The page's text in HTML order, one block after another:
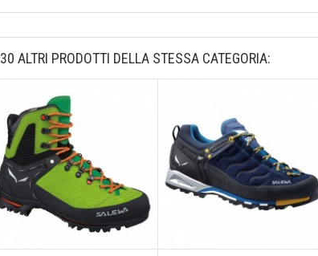
30 ALTRI PRODOTTI DELLA STESSA CATEGORIA: